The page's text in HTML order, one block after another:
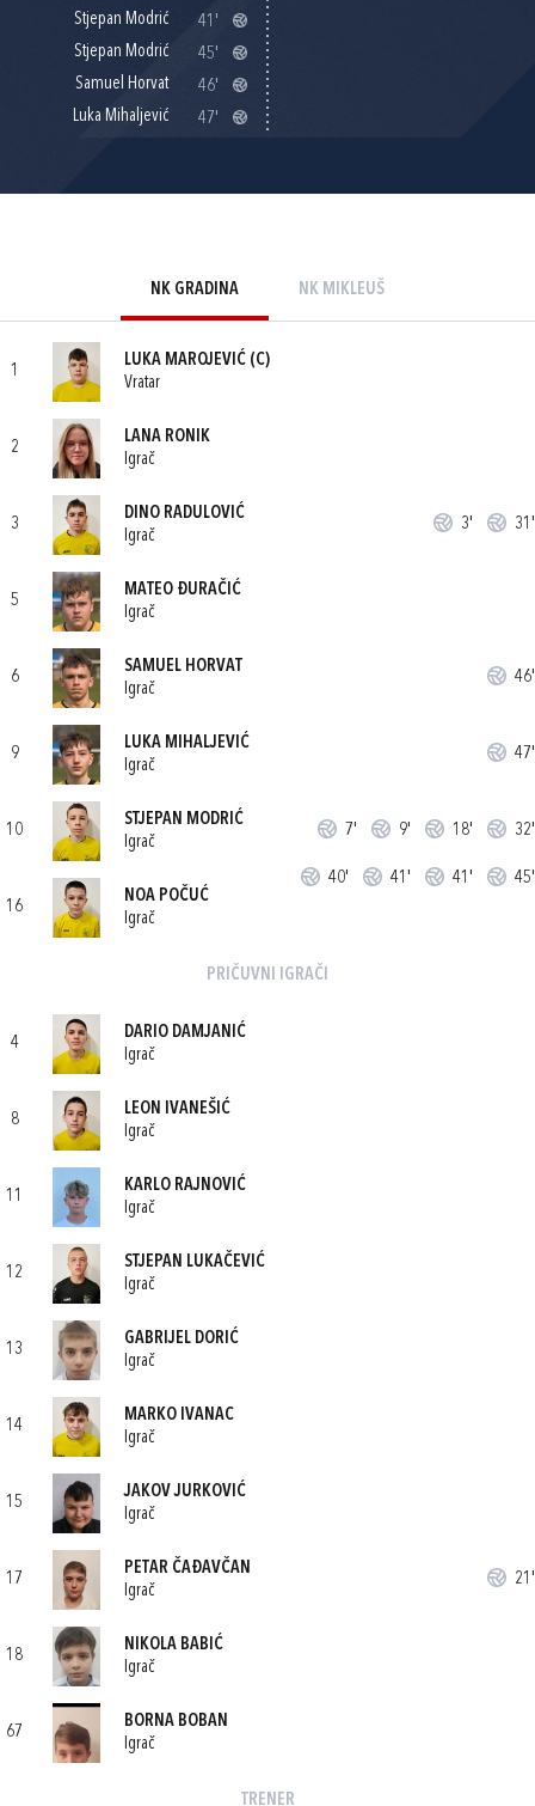
Stjepan Modrić
41'
Stjepan Modrić
45'
Samuel Horvat
46'
Luka Mihaljević
47'
NK GRADINA NK MIKLEUŠ
1
LUKA MAROJEVIĆ (C)
Vratar
2
LANA RONIK
Igrač
3
DINO RADULOVIĆ
Igrač
3' 31'
5
MATEO ĐURAČIĆ
Igrač
6
SAMUEL HORVAT
Igrač
46'
9
LUKA MIHALJEVIĆ
Igrač
47'
10
STJEPAN MODRIĆ
Igrač
7' 9' 18' 32'
40' 41' 41'
45'
16
NOA POČUĆ
Igrač
PRIČUVNI IGRAČI
4
DARIO DAMJANIĆ
Igrač
8
LEON IVANEŠIĆ
Igrač
11
KARLO RAJNOVIĆ
Igrač
12
STJEPAN LUKAČEVIĆ
Igrač
13
GABRIJEL DORIĆ
Igrač
14
MARKO IVANAC
Igrač
15
JAKOV JURKOVIĆ
Igrač
17
PETAR ČAĐAVČAN
Igrač
21'
18
NIKOLA BABIĆ
Igrač
67
BORNA BOBAN
Igrač
TRENER